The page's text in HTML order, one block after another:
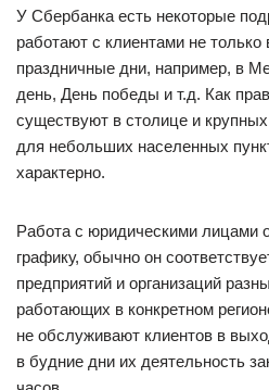
У Сбербанка есть некоторые
работают с клиентами не
праздничные дни, например, в
день, День победы и т.д. Как
существуют в столице и
для небольших населенных
характерно.
Работа с юридическими лицами
графику, обычно он
предприятий и организаций
работающих в конкретном
не обслуживают клиентов в
в будние дни их деятельность